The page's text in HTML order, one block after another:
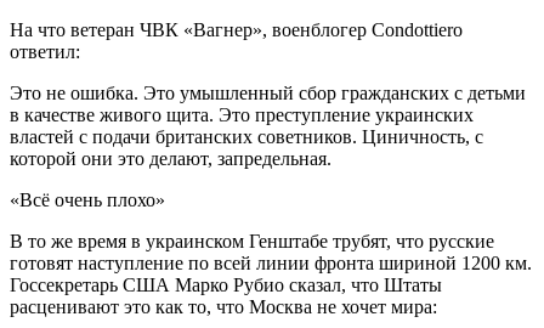
На что ветеран ЧВК «Вагнер», военблогер Condottiero
ответил:
Это не ошибка. Это умышленный сбор гражданских с детьми
в качестве живого щита. Это преступление украинских
властей с подачи британских советников. Циничность, с
которой они это делают, запредельная.
«Всё очень плохо»
В то же время в украинском Генштабе трубят, что русские
готовят наступление по всей линии фронта шириной 1200 км.
Госсекретарь США Марко Рубио сказал, что Штаты
расценивают это как то, что Москва не хочет мира: